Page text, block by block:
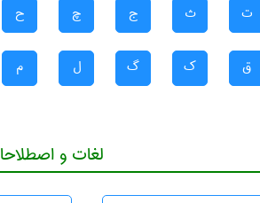
ت ث ج چ ح
ق ک گ ل م
لغات و